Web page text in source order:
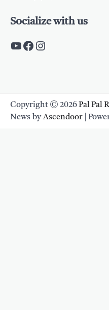
Socialize with us
https://
https://
Instagram
Copyright © 2026Pal Pal
News byAscendoor |